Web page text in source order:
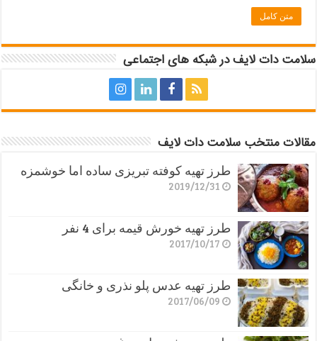
متن کامل
سلامت دات لایف در شبکه های اجتماعی
مقالات منتخب سلامت دات لایف
طرز تهیه کوفته تبریزی ساده اما خوشمزه
2019/12/31
طرز تهیه خورش قیمه برای 4 نفر
2017/10/17
طرز تهیه عدس پلو نذری و خانگی
2017/06/09